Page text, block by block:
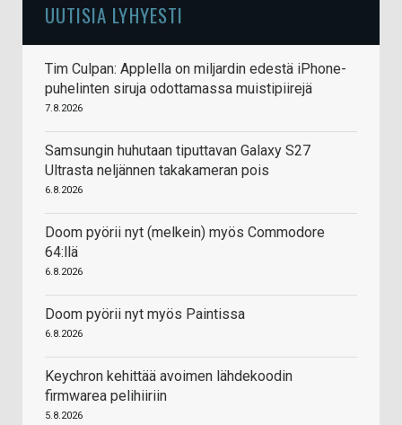
UUTISIA LYHYESTI
Tim Culpan: Applella on miljardin edestä iPhone-
puhelinten siruja odottamassa muistipiirejä
7.8.2026
Samsungin huhutaan tiputtavan Galaxy S27
Ultrasta neljännen takakameran pois
6.8.2026
Doom pyörii nyt (melkein) myös Commodore
64:llä
6.8.2026
Doom pyörii nyt myös Paintissa
6.8.2026
Keychron kehittää avoimen lähdekoodin
firmwarea pelihiiriin
5.8.2026